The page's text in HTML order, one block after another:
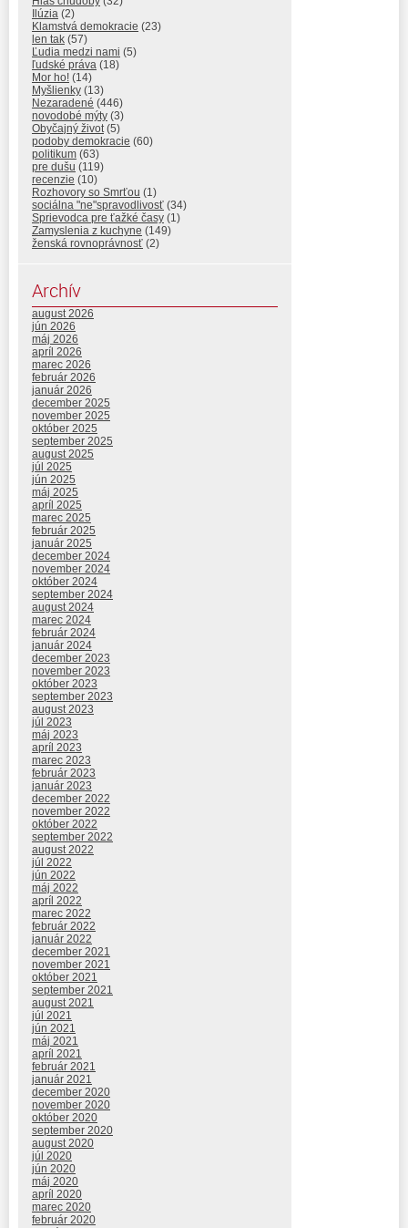
Ilúzia (2)
Klamstvá demokracie (23)
len tak (57)
Ľudia medzi nami (5)
ľudské práva (18)
Mor ho! (14)
Myšlienky (13)
Nezaradené (446)
novodobé mýty (3)
Obyčajný život(5)
podoby demokracie (60)
politikum (63)
pre dušu (119)
recenzie (10)
Rozhovory so Smrťou (1)
sociálna "ne"spravodlivosť (34)
Sprievodca pre ťažké časy (1)
Zamyslenia z kuchyne (149)
ženská rovnoprávnosť (2)
Archív
august 2026
jún 2026
máj 2026
apríl 2026
marec 2026
február 2026
január 2026
december 2025
november 2025
október 2025
september 2025
august 2025
júl 2025
jún 2025
máj 2025
apríl 2025
marec 2025
február 2025
január 2025
december 2024
november 2024
október 2024
september 2024
august 2024
marec 2024
február 2024
január 2024
december 2023
november 2023
október 2023
september 2023
august 2023
júl 2023
máj 2023
apríl 2023
marec 2023
február 2023
január 2023
december 2022
november 2022
október 2022
september 2022
august 2022
júl 2022
jún 2022
máj 2022
apríl 2022
marec 2022
február 2022
január 2022
december 2021
november 2021
október 2021
september 2021
august 2021
júl 2021
jún 2021
máj 2021
apríl 2021
február 2021
január 2021
december 2020
november 2020
október 2020
september 2020
august 2020
júl 2020
jún 2020
máj 2020
apríl 2020
marec 2020
február 2020